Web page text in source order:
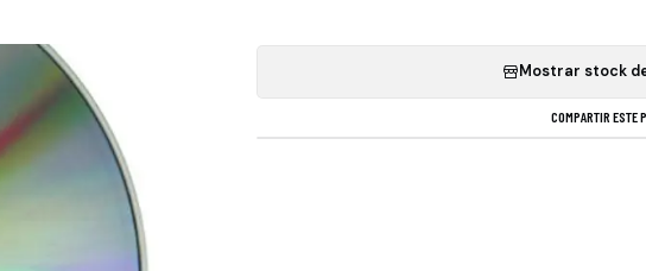
Mostrar stock
COMPARTIR ESTE